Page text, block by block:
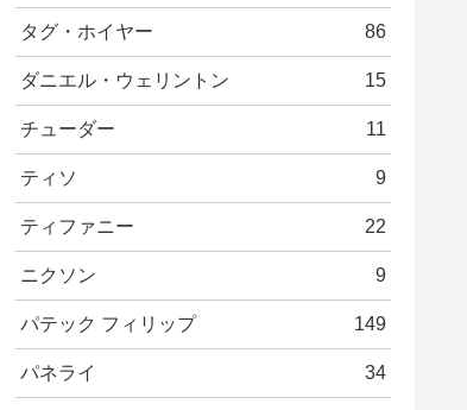
タグ・ホイヤー 86
ダニエル・ウェリントン 15
チューダー 11
ティソ 9
ティファニー 22
ニクソン 9
パテック フィリップ 149
パネライ 34